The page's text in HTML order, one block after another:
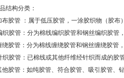
结构分类：
布胶管 ：属于低压胶管，一涂胶织物（胶布
织胶管：分为棉线编织胶管和钢丝编织胶管
绕胶管：分为棉线缠绕胶管和钢丝缠绕胶管
织胶管：已棉线或其他纤维经针织而成的胶管
他胶管：如纯胶管、符合胶管、吸引胶管、钻